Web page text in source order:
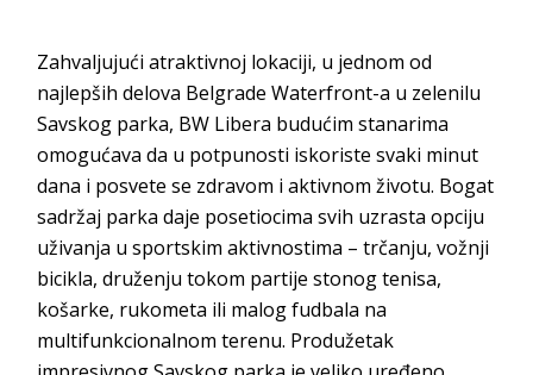
Zahvaljujući atraktivnoj lokaciji, u jednom od
najlepših delova Belgrade Waterfront-a u zelenilu
Savskog parka, BW Libera budućim stanarima
omogućava da u potpunosti iskoriste svaki minut
dana i posvete se zdravom i aktivnom životu. Bogat
sadržaj parka daje posetiocima svih uzrasta opciju
uživanja u sportskim aktivnostima – trčanju, vožnji
bicikla, druženju tokom partije stonog tenisa,
košarke, rukometa ili malog fudbala na
multifunkcionalnom terenu. Produžetak